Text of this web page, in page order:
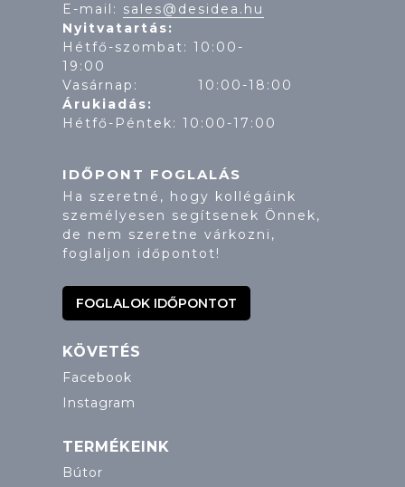
E-mail: sales@desidea.hu
Nyitvatartás:
Hétfő-szombat: 10:00-
Vasárnap: 10:00-18:00
Árukiadás:
Hétfő-Péntek: 10:00-17:00
IDŐPONT FOGLALÁS
Ha szeretné, hogy kollégáink
személyesen segítsenek Önnek,
de nem szeretne várkozni,
foglaljon időpontot!
FOGLALOK IDŐPONTOT
KÖVETÉS
Facebook
Instagram
TERMÉKEINK
Bútor